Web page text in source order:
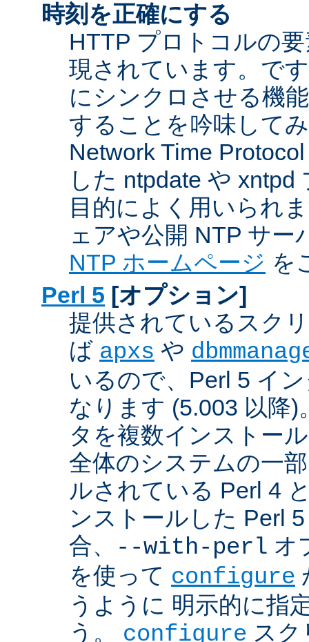
時刻を正確にする
HTTP プロトコルの
現されています。で
にシンクロさせる機
することを吟味して
Network Time
した ntpdate や
目的によく用いられ
ェアや公開 NTP サー
NTP ホームページ を
Perl 5 [オプション]
提供されているスク
ば apxs や
いるので、Perl 5 イ
なります (5.003 以降
タを複数インストー
全体のシステムの一
ルされている Perl 4
ンストールした Perl
合、
--with-perl オ
を使って configure
うように 明示的に指
う。 configure スク